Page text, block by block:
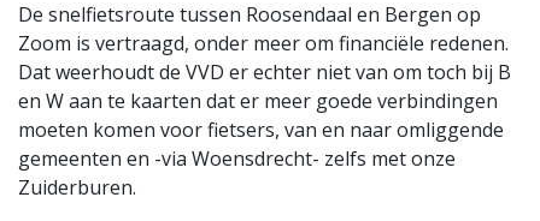
De snelfietsroute tussen Roosendaal en Bergen op
Zoom is vertraagd, onder meer om financiële redenen.
Dat weerhoudt de VVD er echter niet van om toch bij B
en W aan te kaarten dat er meer goede verbindingen
moeten komen voor fietsers, van en naar omliggende
gemeenten en -via Woensdrecht- zelfs met onze
Zuiderburen.